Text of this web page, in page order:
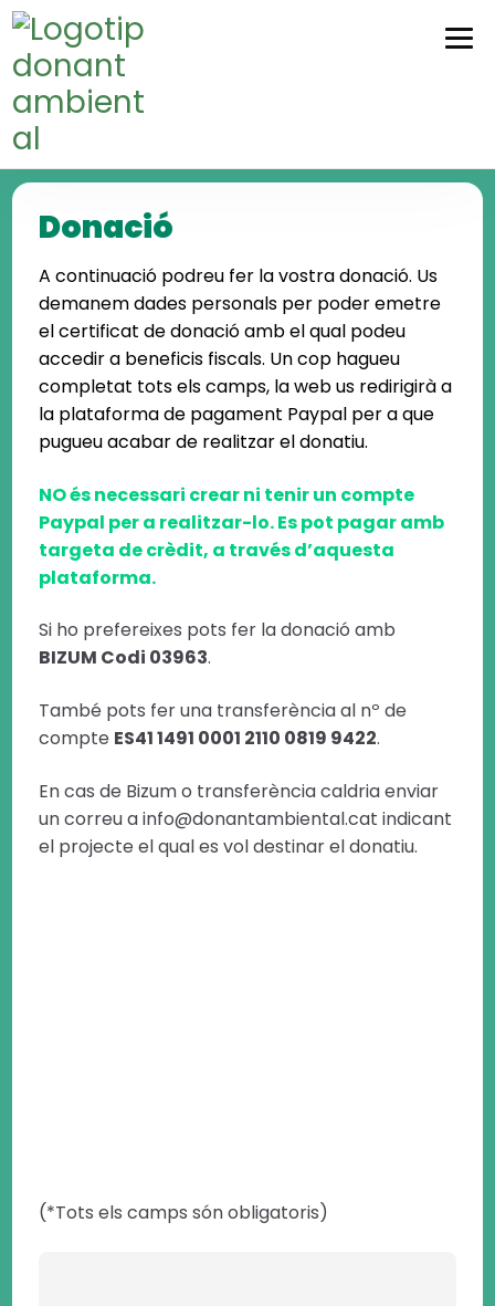
Skip
to
navigation
Skip
to
content
Donació
A continuació podreu fer la vostra donació. Us
demanem dades personals per poder emetre
el certificat de donació amb el qual podeu
accedir a beneficis fiscals. Un cop hagueu
completat tots els camps, la web us redirigirà a
la plataforma de pagament Paypal per a que
pugueu acabar de realitzar el donatiu.
NO és necessari crear ni tenir un compte
Paypal per a realitzar-lo. Es pot pagar amb
targeta de crèdit, a través d’aquesta
plataforma.
Si ho prefereixes pots fer la donació amb
BIZUM Codi 03963.
També pots fer una transferència al nº de
compte ES41 1491 0001 2110 0819 9422.
En cas de Bizum o transferència caldria enviar
un correu a info@donantambiental.cat indicant
el projecte el qual es vol destinar el donatiu.
(*Tots els camps són obligatoris)